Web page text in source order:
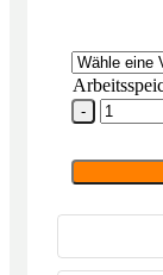
Silent
Angel
Menge